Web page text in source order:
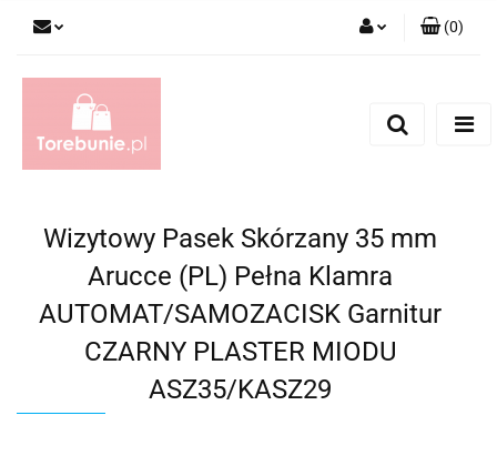
(0)
Wizytowy Pasek Skórzany 35 mm
Arucce (PL) Pełna Klamra
AUTOMAT/SAMOZACISK Garnitur
CZARNY PLASTER MIODU
ASZ35/KASZ29